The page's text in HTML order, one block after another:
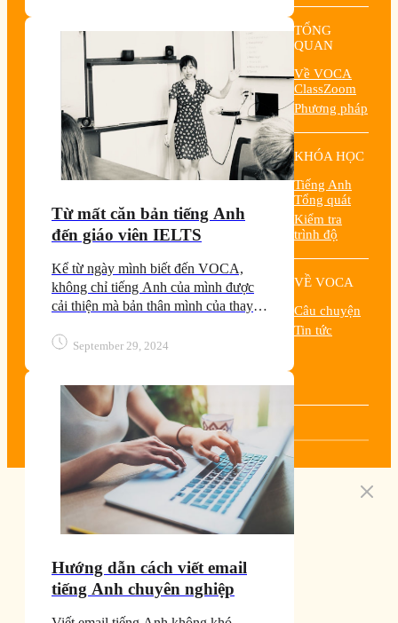
Từ mất căn bản tiếng Anh
đến giáo viên IELTS
Kể từ ngày mình biết đến VOCA,
không chỉ tiếng Anh của mình được
cải thiện mà bản thân mình của thay
một cô gái nhút nhát như ngày xưa
Anh.
September 29, 2024
Hướng dẫn cách viết email
tiếng Anh chuyên nghiệp
TỔNG
QUAN
Về VOCA
ClassZoom
Phương pháp
KHÓA HỌC
Tiếng Anh
Tổng quát
Kiểm tra
trình độ
VỀ VOCA
Câu chuyện
Tin tức